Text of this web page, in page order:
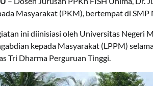
Masyarakat (PKM), bertempat di SMP
ini diinisiasi oleh Universitas Negeri
kepada Masyarakat (LPPM)
Tri Dharma Perguruan Tinggi.